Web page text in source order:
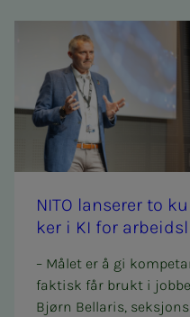
NITO lan­­­se­­­rer to
ker i KI for
– Målet er å gi
faktisk får brukt i
Bjørn Bellaris,